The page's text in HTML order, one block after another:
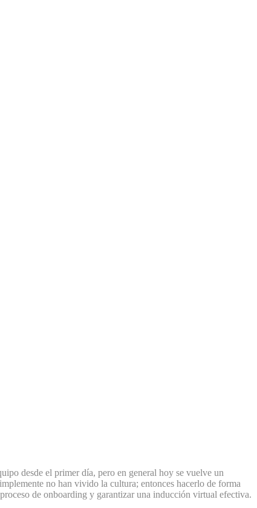
desde el primer día, pero en general hoy se vuelve un
no han vivido la cultura; entonces hacerlo de forma
de onboarding y garantizar una inducción virtual efectiva.